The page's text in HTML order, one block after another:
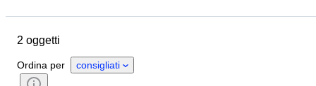
Condizioni
Testato e funzionante
2 oggetti
Ordina per consigliati